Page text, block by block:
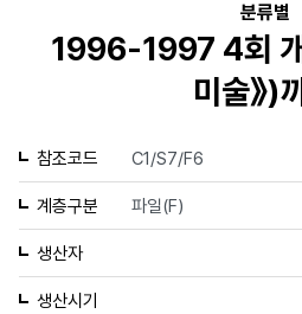
분류별
1996-1997 4회 개
미술》)
참조코드 C1/S7/F6
계층구분 파일(F)
생산자
생산시기